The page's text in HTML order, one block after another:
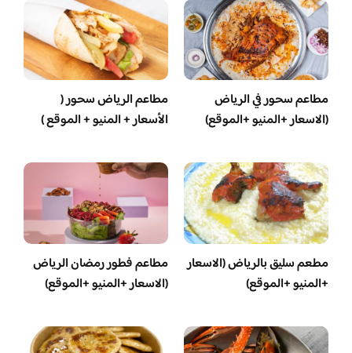
مطاعم سحور في الرياض
(الاسعار +المنيو +الموقع)
مطاعم الرياض سحور (
الأسعار + المنيو + الموقع )
مطعم سليق بالرياض (الاسعار
+المنيو +الموقع)
مطاعم فطور رمضان الرياض
(الاسعار +المنيو +الموقع)